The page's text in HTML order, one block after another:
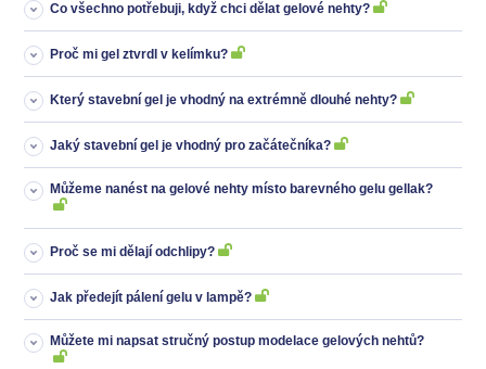
Co všechno potřebuji, když chci dělat gelové nehty?
Proč mi gel ztvrdl v kelímku?
Který stavební gel je vhodný na extrémně dlouhé nehty?
Jaký stavební gel je vhodný pro začátečníka?
Můžeme nanést na gelové nehty místo barevného gelu gellak?
Proč se mi dělají odchlipy?
Jak předejít pálení gelu v lampě?
Můžete mi napsat stručný postup modelace gelových nehtů?